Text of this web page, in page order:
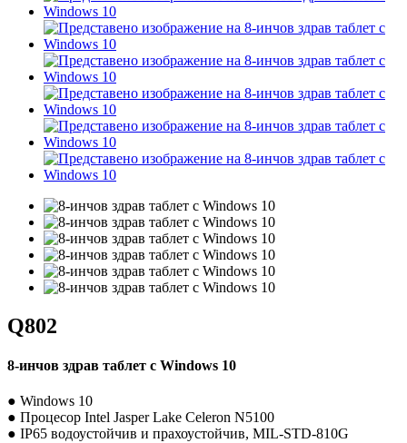
Q802
8-инчов здрав таблет с Windows 10
● Windows 10
● Процесор Intel Jasper Lake Celeron N5100
● IP65 водоустойчив и прахоустойчив, MIL-STD-810G